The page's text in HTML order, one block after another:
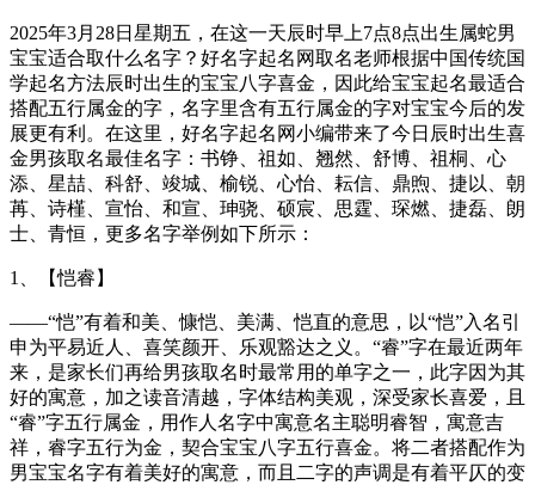
2025年3月28日星期五，在这一天辰时早上7点8点出生属蛇男
宝宝适合取什么名字？好名字起名网取名老师根据中国传统国
学起名方法辰时出生的宝宝八字喜金，因此给宝宝起名最适合
搭配五行属金的字，名字里含有五行属金的字对宝宝今后的发
展更有利。在这里，好名字起名网小编带来了今日辰时出生喜
金男孩取名最佳名字：书铮、祖如、翘然、舒博、祖桐、心
添、星喆、科舒、竣城、榆锐、心怡、耘信、鼎煦、捷以、朝
苒、诗槿、宣怡、和宣、珅骁、硕宸、思霆、琛燃、捷磊、朗
士、青恒，更多名字举例如下所示：
1、【恺睿】
——“恺”有着和美、慷恺、美满、恺直的意思，以“恺”入名引
申为平易近人、喜笑颜开、乐观豁达之义。“睿”字在最近两年
来，是家长们再给男孩取名时最常用的单字之一，此字因为其
好的寓意，加之读音清越，字体结构美观，深受家长喜爱，且
“睿”字五行属金，用作人名字中寓意名主聪明睿智，寓意吉
祥，睿字五行为金，契合宝宝八字五行喜金。将二者搭配作为
男宝宝名字有着美好的寓意，而且二字的声调是有着平仄的变